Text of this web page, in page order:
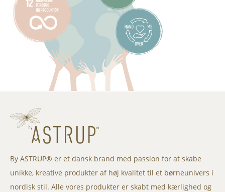
By ASTRUP® er et dansk brand med passion for at skabe
unikke, kreative produkter af høj kvalitet til et børneunivers i
nordisk stil. Alle vores produkter er skabt med kærlighed og